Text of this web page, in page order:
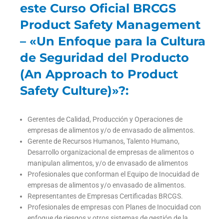
este Curso Oficial BRCGS
Product Safety Management
– «Un Enfoque para la Cultura
de Seguridad del Producto
(An Approach to Product
Safety Culture)»?:
Gerentes de Calidad, Producción y Operaciones de
empresas de alimentos y/o de envasado de alimentos.
Gerente de Recursos Humanos, Talento Humano,
Desarrollo organizacional de empresas de alimentos o
manipulan alimentos, y/o de envasado de alimentos
Profesionales que conforman el Equipo de Inocuidad de
empresas de alimentos y/o envasado de alimentos.
Representantes de Empresas Certificadas BRCGS.
Profesionales de empresas con Planes de Inocuidad con